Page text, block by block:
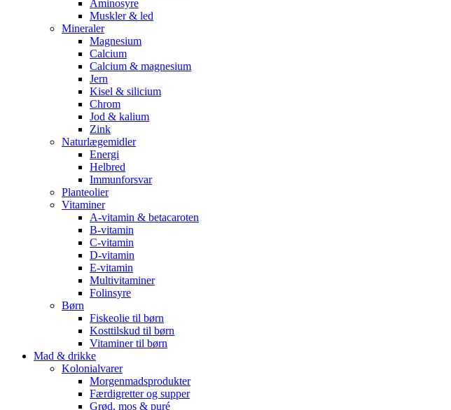
Aminosyre
Muskler & led
Mineraler
Magnesium
Calcium
Calcium & magnesium
Jern
Kisel & silicium
Chrom
Jod & kalium
Zink
Naturlægemidler
Energi
Helbred
Immunforsvar
Planteolier
Vitaminer
A-vitamin & betacaroten
B-vitamin
C-vitamin
D-vitamin
E-vitamin
Multivitaminer
Folinsyre
Børn
Fiskeolie til børn
Kosttilskud til børn
Vitaminer til børn
Mad & drikke
Kolonialvarer
Morgenmadsprodukter
Færdigretter og supper
Grød, mos & puré